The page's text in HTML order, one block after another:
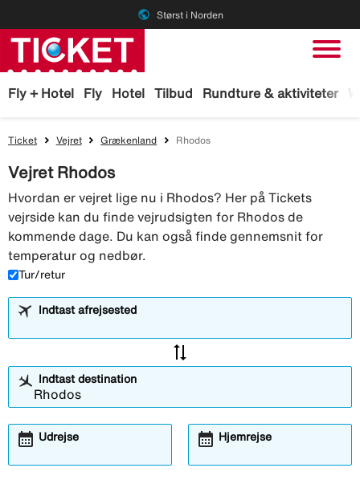
public Størst i Norden
Fly + Hotel Fly Hotel Tilbud Rundture & aktiviteter
Ticket Vejret Grækenland Rhodos
Vejret Rhodos
Hvordan er vejret lige nu i Rhodos? Her på Tickets
vejrside kan du finde vejrudsigten for Rhodos de
kommende dage. Du kan også finde gennemsnit for
temperatur og nedbør.
Tur/retur
Indtast afrejsested
sync_alt
Indtast destination
Udrejse
calendar_month Hjemrejse
calendar_month